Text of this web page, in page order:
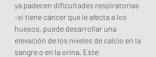
ya padecen dificultades respiratorias
-si tiene cáncer que le afecta a los
huesos, puede desarrollar una
elevación de los niveles de calcio en la
sangre o en la orina. Este